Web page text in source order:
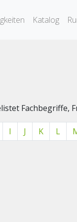
Katalog
I J K L